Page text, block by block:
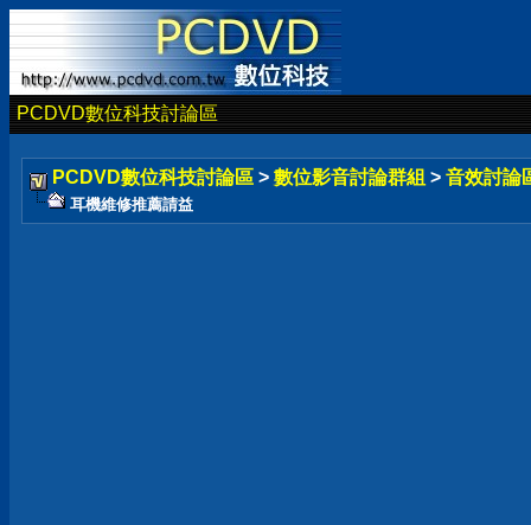
PCDVD數位科技討論區
PCDVD數位科技討論區 > 數位影音討論群組 > 音效討論
耳機維修推薦請益